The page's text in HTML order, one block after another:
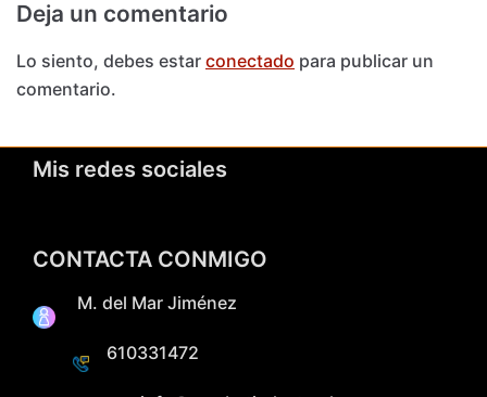
Deja un comentario
Lo siento, debes estar conectado para publicar un
comentario.
Mis redes sociales
CONTACTA CONMIGO
M. del Mar Jiménez
610331472